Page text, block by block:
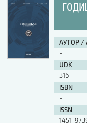
АУТОР /
-
UDK
316
ISBN
-
ISSN
1451-